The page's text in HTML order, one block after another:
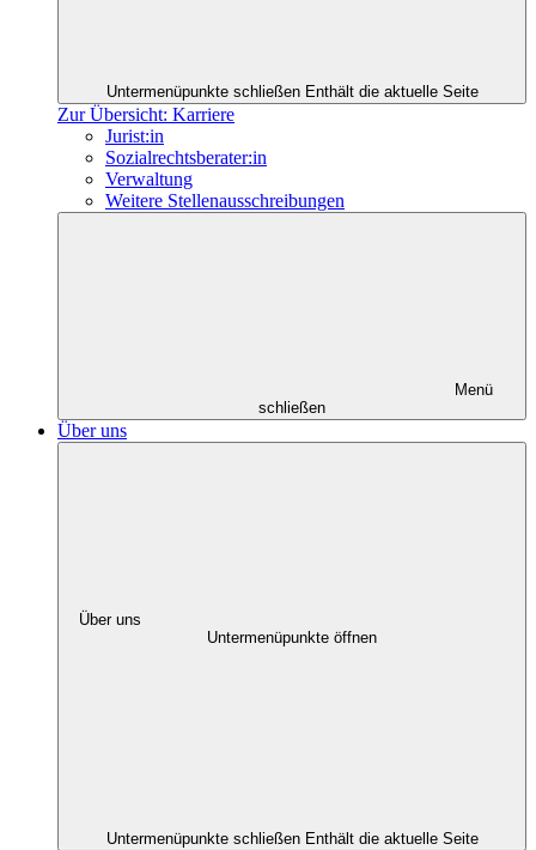
Untermenüpunkte schließen Enthält die aktuelle Seite
Zur Übersicht: Karriere
Jurist:in
Sozialrechtsberater:in
Verwaltung
Weitere Stellenausschreibungen
Menü
schließen
Über uns
Über uns
Untermenüpunkte öffnen
Untermenüpunkte schließen Enthält die aktuelle Seite